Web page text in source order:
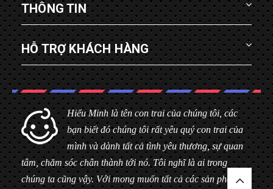
THÔNG TIN
HỖ TRỢ KHÁCH HÀNG
Hiểu Minh là tên con trai của chúng tôi, các
bạn biết đó chúng tôi rất yêu quý con trai của
mình và dành tất cả tình yêu thương, sự quan
tâm, chăm sóc chân thành tới nó. Tôi nghĩ là ai trong
chúng ta cũng vậy. Với mong muốn tất cả các sản phẩm